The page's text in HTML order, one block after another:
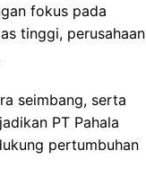
fokus pada
tinggi, perusahaan
seimbang, serta
PT Pahala
pertumbuhan